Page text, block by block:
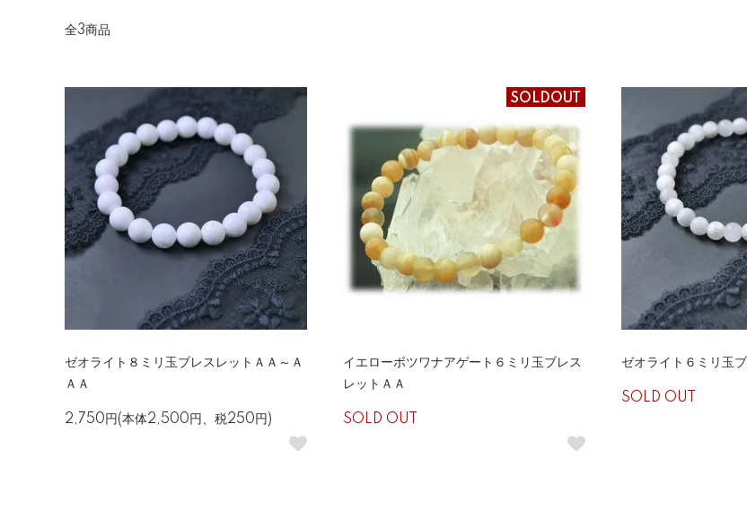
全3商品
ゼオライト８ミリ玉ブレスレットＡＡ～Ａ
ＡＡ
2,750円(本体2,500円、税250円)
SOLDOUT
イエローボツワナアゲート６ミリ玉ブレス
レットＡＡ
SOLD OUT
ゼオライト６ミリ玉
SOLD OUT